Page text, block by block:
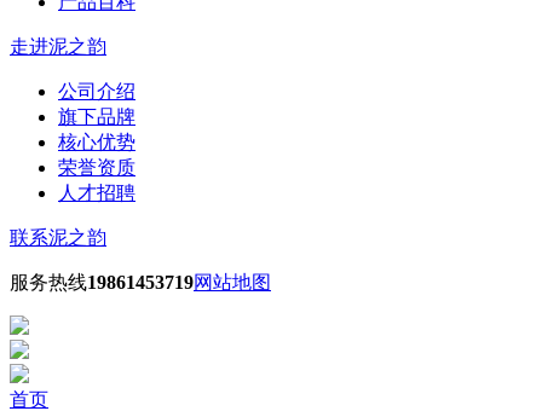
走进泥之韵
公司介绍
旗下品牌
核心优势
荣誉资质
人才招聘
联系泥之韵
服务热线19861453719网站地图
首页